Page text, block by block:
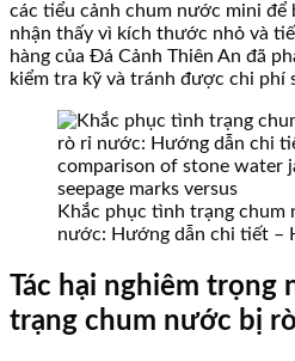
các tiểu cảnh chum nước mini để
nhận thấy vì kích thước nhỏ và
hàng của Đá Cảnh Thiên An đã
kiểm tra kỹ và tránh được chi phí
Khắc phục tình trạng
nước: Hướng dẫn chi tiết –
Tác hại nghiêm trọng
trạng chum nước bị